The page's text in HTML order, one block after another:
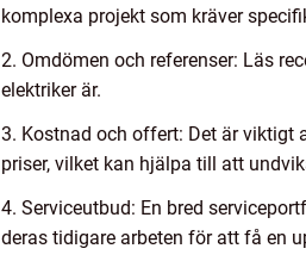
komplexa projekt som kräver
2. Omdömen och referenser: Läs
elektriker är.
3. Kostnad och offert: Det är viktigt
priser, vilket kan hjälpa till att
4. Serviceutbud: En bred
deras tidigare arbeten för att få en